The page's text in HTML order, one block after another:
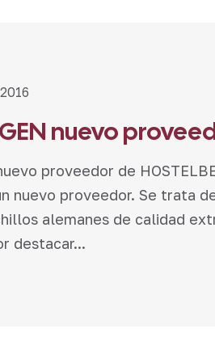
nuevo
proveedor de
nuevo proveedor. Se trata
alemanes de calidad
destacar...